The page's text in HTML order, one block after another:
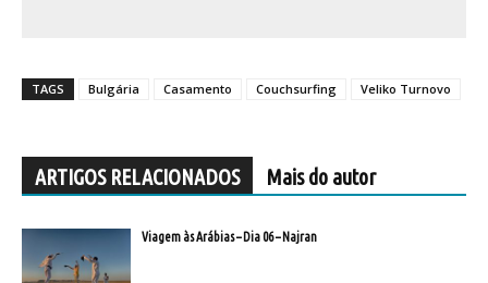
TAGS Bulgária Casamento Couchsurfing Veliko Turnovo
ARTIGOS RELACIONADOS Mais do autor
Viagem às Arábias – Dia 06 – Najran